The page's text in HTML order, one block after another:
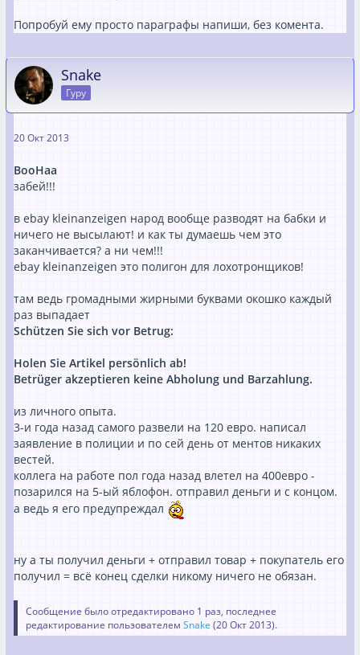
Попробуй ему просто параграфы напиши, без комента.
Snake
Гуру
20 Окт 2013
ВооНаа
забей!!!
в ebay kleinanzeigen народ вообще разводят на бабки и
ничего не высылают! и как ты думаешь чем это
заканчивается? а ни чем!!!
ebay kleinanzeigen это полигон для лохотронщиков!
там ведь громадными жирными буквами окошко каждый
раз выпадает
Schützen Sie sich vor Betrug:
Holen Sie Artikel persönlich ab!
Betrüger akzeptieren keine Abholung und Barzahlung.
из личного опыта.
3-и года назад самого развели на 120 евро. написал
заявление в полиции и по сей день от ментов никаких
вестей.
коллега на работе пол года назад влетел на 400евро -
позарился на 5-ый яблофон. отправил деньги и с концом.
а ведь я его предупреждал
ну а ты получил деньги + отправил товар + покупатель его
получил = всё конец сделки никому ничего не обязан.
Сообщение было отредактировано 1 раз, последнее
редактирование пользователем Snake (20 Окт 2013).